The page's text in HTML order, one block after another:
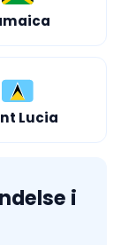
Lucia
i